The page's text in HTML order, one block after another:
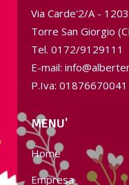
Via Carde'2/A -
Torre San Giorgio
Tel. 0172/9129111
E-mail:
P.Iva: 01876670041
MENU'
Home
Empresa